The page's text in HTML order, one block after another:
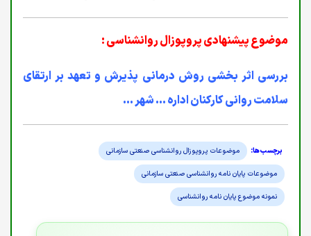
موضوع پیشنهادی پروپوزال روانشناسی :
بررسی اثر بخشی روش درمانی پذیرش و تعهد بر ارتقای
سلامت روانی کارکنان اداره ... شهر ...
موضوعات پروپوزال روانشناسی صنعتی سازمانی
موضوعات پایان نامه روانشناسی صنعتی سازمانی
نمونه موضوع پایان نامه روانشناسی